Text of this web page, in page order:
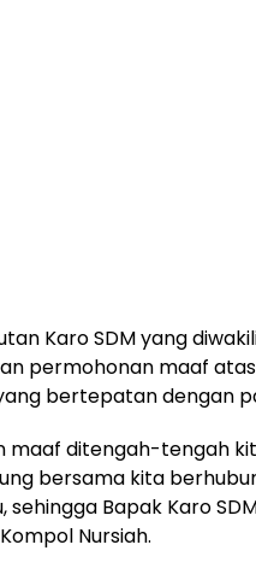
Karo SDM yang
permohonan maaf
bertepatan dengan
maaf ditengah-tengah
bersama kita
sehingga Bapak Karo
Nursiah.